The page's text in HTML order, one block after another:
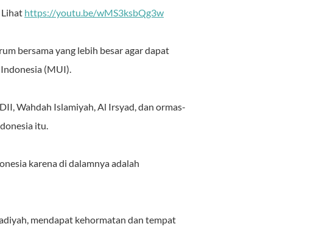
Lihat https://youtu.be/wMS3ksbQg3w
bersama yang lebih besar agar dapat
(MUI).
Wahdah Islamiyah, Al Irsyad, dan ormas-
itu.
karena di dalamnya adalah
mendapat kehormatan dan tempat